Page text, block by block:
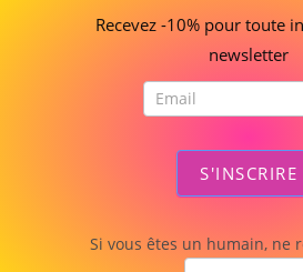
Recevez -10% pour toute
newsletter
S'INSCRIRE
Si vous êtes un humain, ne